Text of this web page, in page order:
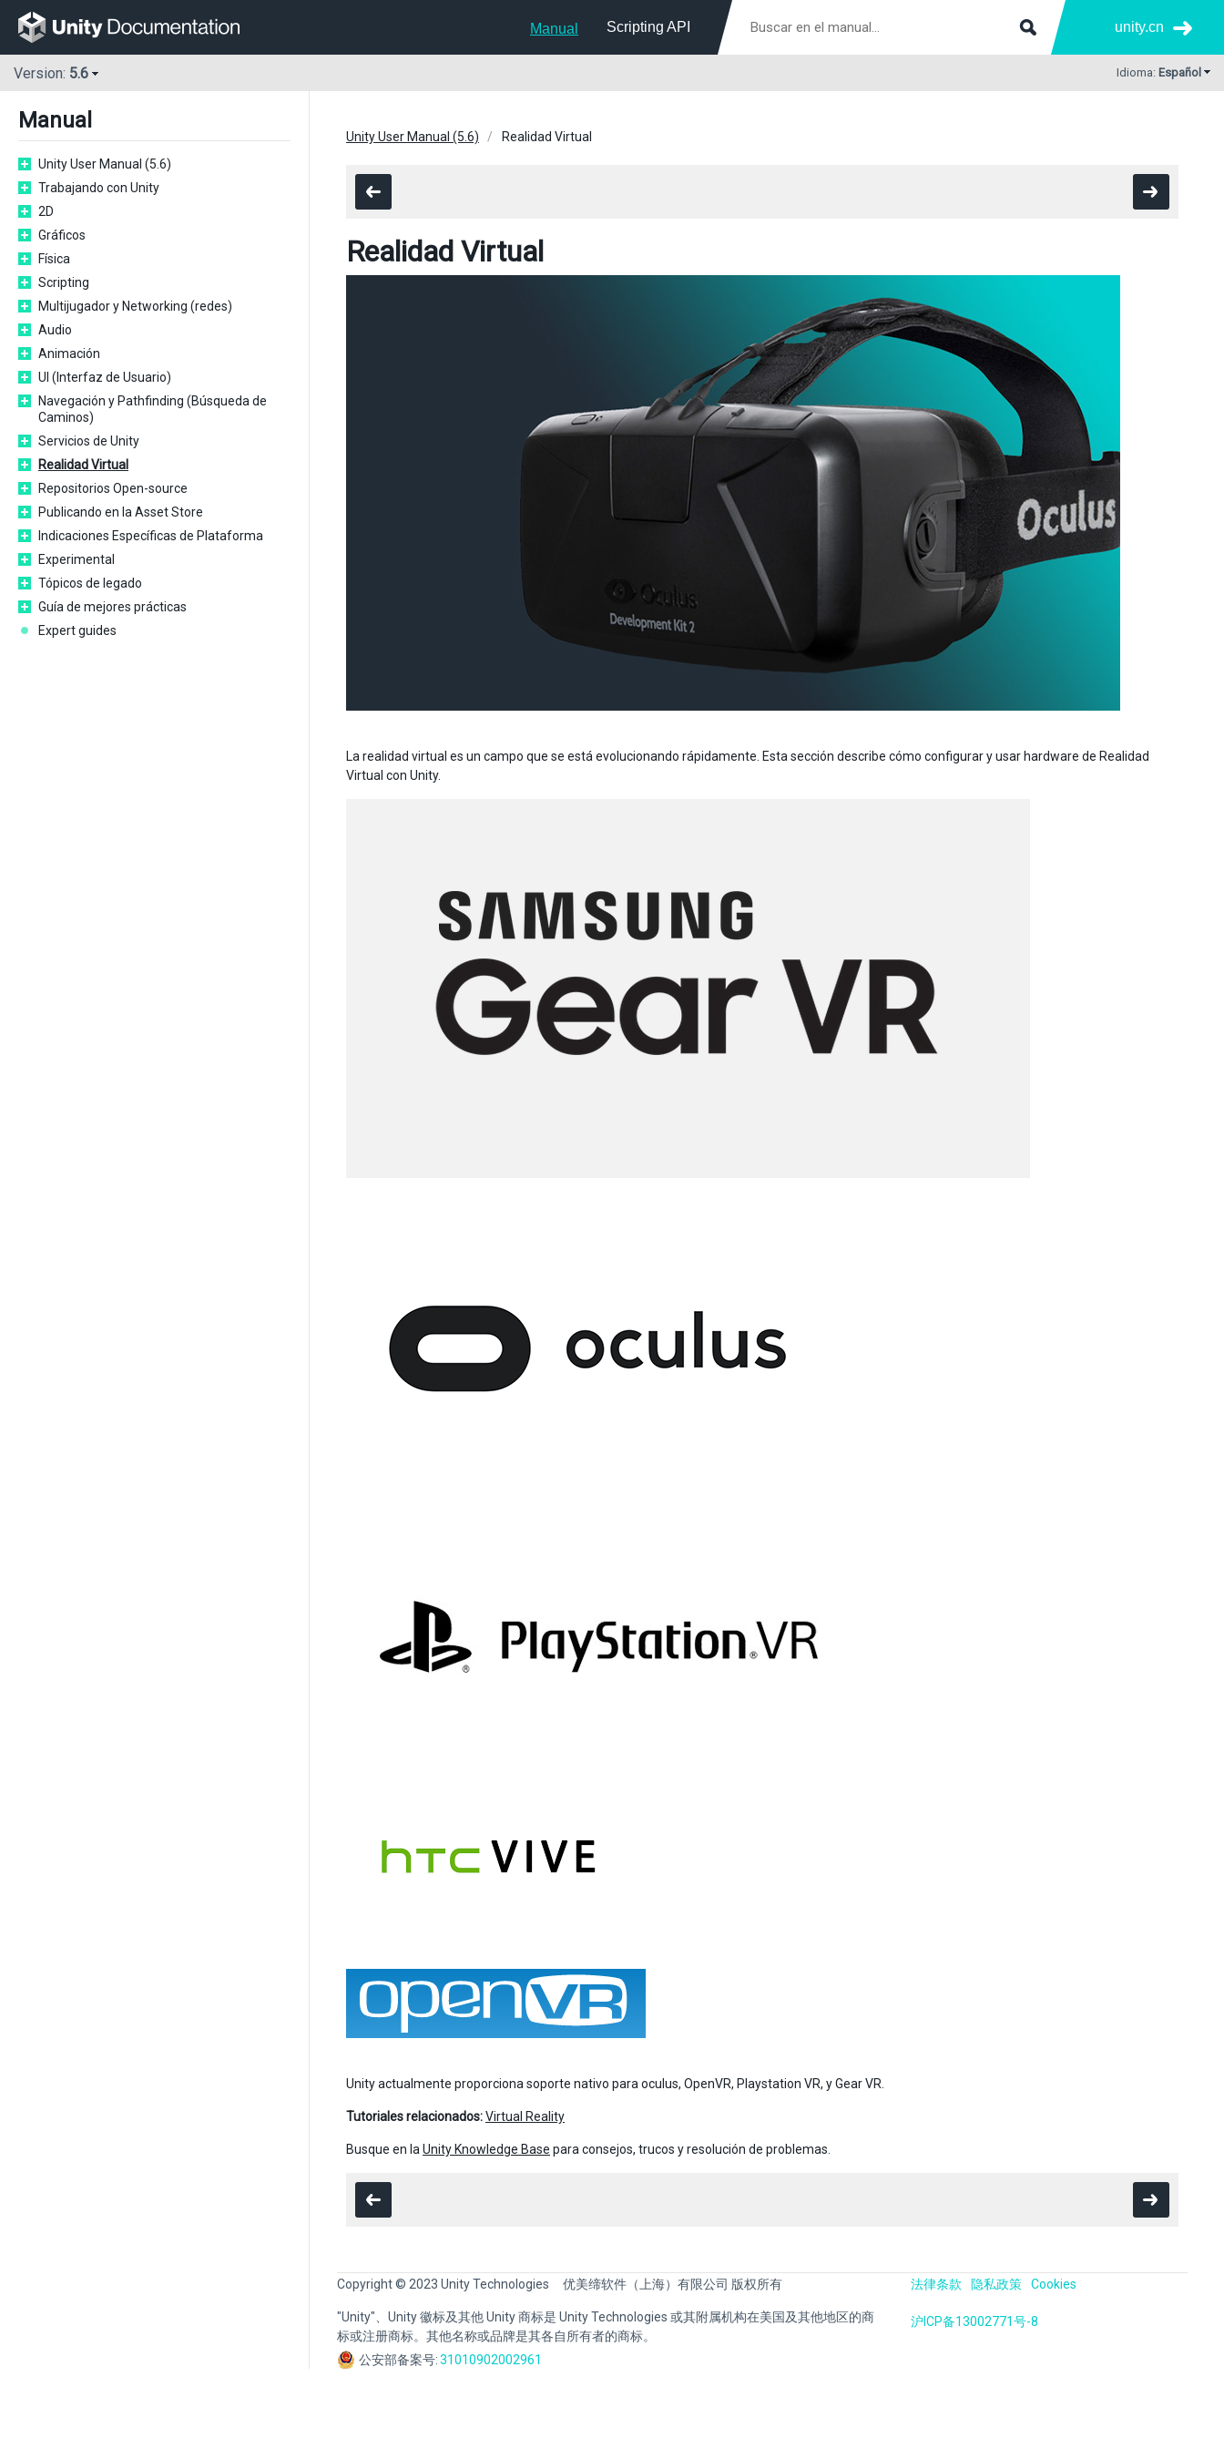
Manual Scripting API unity.cn
Version: 5.6 Idioma: Español
Manual
Unity User Manual (5.6)
Trabajando con Unity
2D
Gráficos
Física
Scripting
Multijugador y Networking (redes)
Audio
Animación
UI (Interfaz de Usuario)
Navegación y Pathfinding (Búsqueda de
Caminos)
Servicios de Unity
Realidad Virtual
Repositorios Open-source
Publicando en la Asset Store
Indicaciones Específicas de Plataforma
Experimental
Tópicos de legado
Guía de mejores prácticas
Expert guides
Unity User Manual (5.6) Realidad Virtual
Realidad Virtual
La realidad virtual es un campo que se está evolucionando rápidamente. Esta sección describe cómo configurar y usar hardware de Realidad
Virtual con Unity.
Unity actualmente proporciona soporte nativo para oculus, OpenVR, Playstation VR, y Gear VR.
Tutoriales relacionados:Virtual Reality
Busque en la Unity Knowledge Base para consejos, trucos y resolución de problemas.
Copyright © 2023 Unity Technologies 优美缔软件（上海）有限公司 版权所有
"Unity"、Unity 徽标及其他 Unity 商标是 Unity Technologies 或其附属机构在美国及其他地区的商
标或注册商标。其他名称或品牌是其各自所有者的商标。
公安部备案号:31010902002961
法律条款 隐私政策 Cookies
沪ICP备13002771号-8